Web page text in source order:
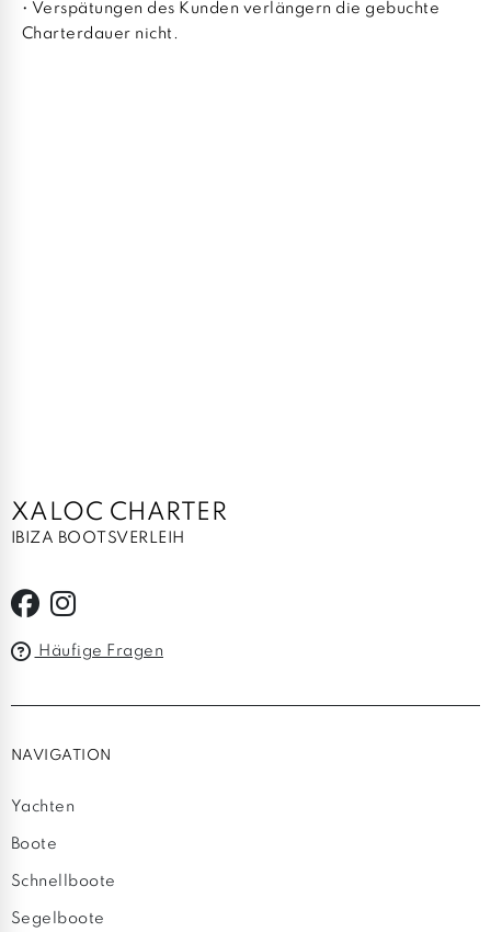
• Verspätungen des Kunden verlängern die gebuchte
Charterdauer nicht.
XALOC CHARTER
IBIZA BOOTSVERLEIH
Häufige Fragen
NAVIGATION
Yachten
Boote
Schnellboote
Segelboote